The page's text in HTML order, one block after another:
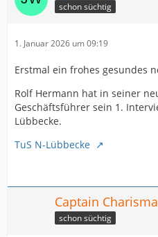
schon süchtig
1. Januar 2026 um 09:19
Erstmal ein frohes gesundes
Rolf Hermann hat in seiner
Geschäftsführer sein 1.
Lübbecke.
TuS N-Lübbecke
Captain Charisma
schon süchtig